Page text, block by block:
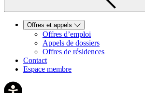
Offres et appels
Offres d’emploi
Appels de dossiers
Offres de résidences
Contact
Espace membre